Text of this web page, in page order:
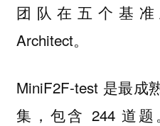
团队在五个基准
Architect。
MiniF2F-test 是最成
集，包含 244 道题